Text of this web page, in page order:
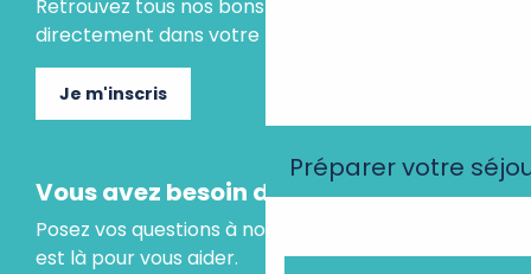
Préparer votre
Retrouvez tous nos bons plans et idées séjours
directement dans votre boite mail.
Je m'inscris
Vous avez besoin d'un conseil ?
Posez vos questions à notre assistant virtuel, il
est là pour vous aider.